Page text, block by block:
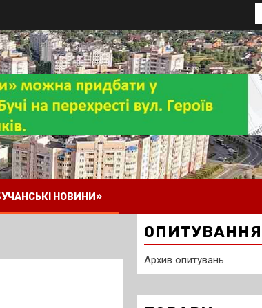
НОВИНИ»
ОПИТУВАННЯ
Архив опитувань